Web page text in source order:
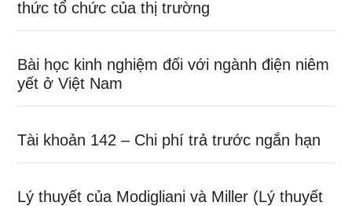
thức tổ chức của thị trường
Bài học kinh nghiệm đối với ngành điện niêm
yết ở Việt Nam
Tài khoản 142 – Chi phí trả trước ngắn hạn
Lý thuyết của Modigliani và Miller (Lý thuyết